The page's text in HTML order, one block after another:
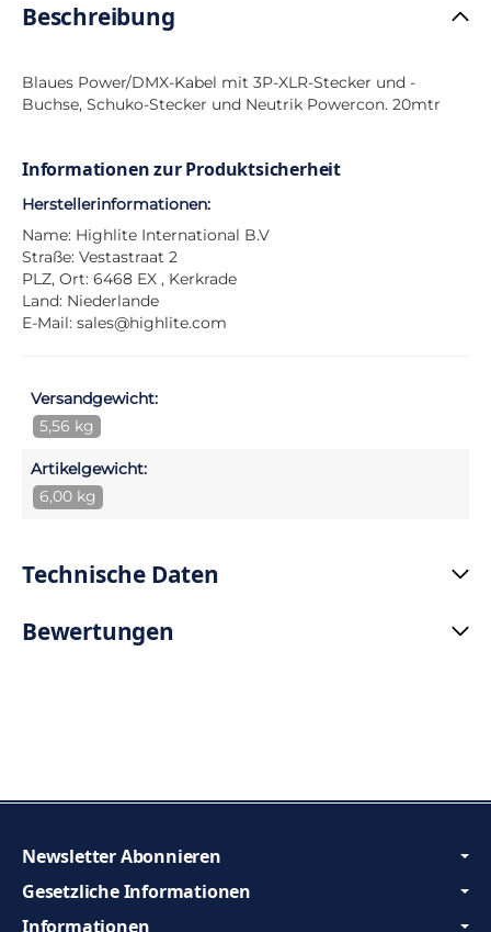
Beschreibung
Blaues Power/DMX-Kabel mit 3P-XLR-Stecker und -
Buchse, Schuko-Stecker und Neutrik Powercon. 20mtr
Informationen zur Produktsicherheit
Herstellerinformationen:
Name: Highlite International B.V
Straße: Vestastraat 2
PLZ, Ort: 6468 EX , Kerkrade
Land: Niederlande
E-Mail: sales@highlite.com
Versandgewicht:
5,56 kg
Artikelgewicht:
6,00 kg
Technische Daten
Bewertungen
Gesetzliche Informationen
Informationen
Newsletter Abonnieren